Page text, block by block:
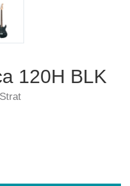
120H BLK